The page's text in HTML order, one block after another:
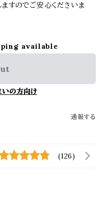
すのでご安心くださいま
available
いの方向け
通報する
(126)